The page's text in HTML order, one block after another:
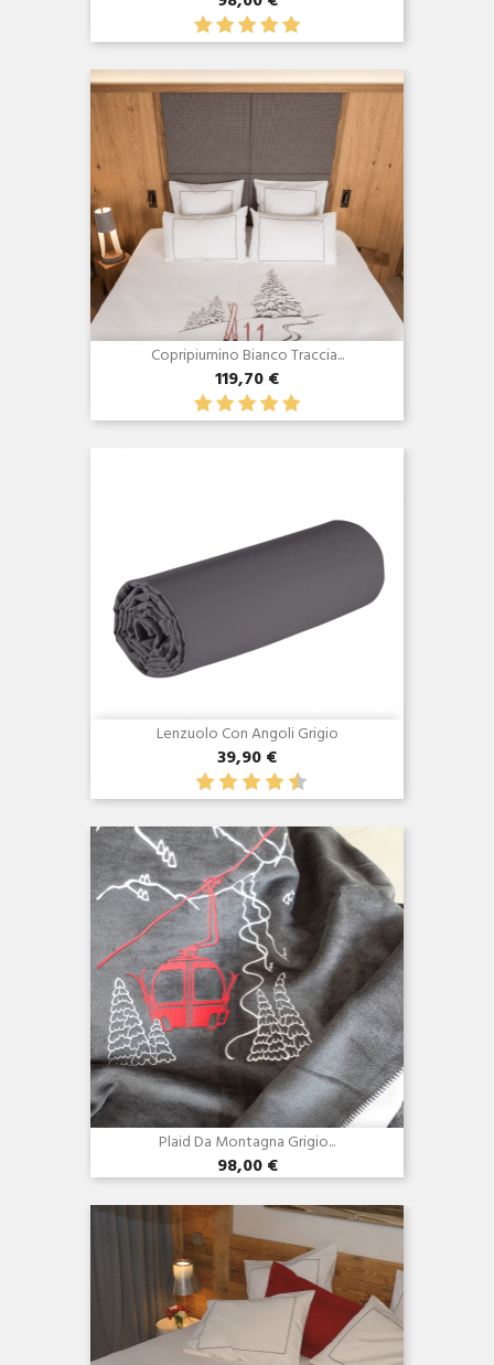
Anteprima
Copripiumino Bianco Traccia...
119,70 €
Anteprima
Lenzuolo Con Angoli Grigio
39,90 €
Anteprima
Plaid Da Montagna Grigio...
98,00 €
Anteprima